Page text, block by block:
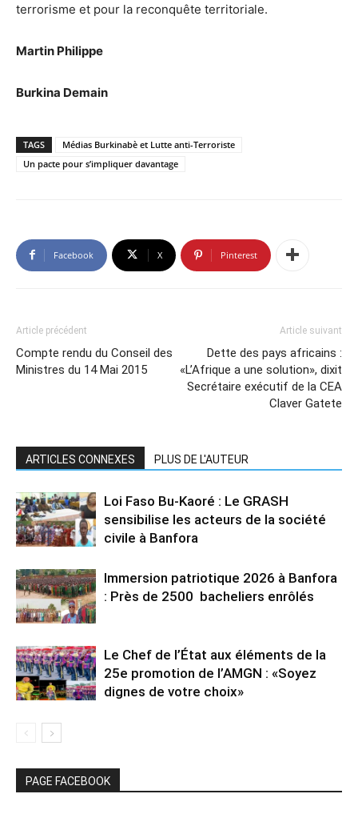
terrorisme et pour la reconquête territoriale.
Martin Philippe
Burkina Demain
TAGS
Médias Burkinabè et Lutte anti-Terroriste
Un pacte pour s’impliquer davantage
Facebook X Pinterest
Article précédent
Compte rendu du Conseil des
Ministres du 14 Mai 2015
Article suivant
Dette des pays africains :
«L’Afrique a une solution», dixit
Secrétaire exécutif de la CEA
Claver Gatete
ARTICLES CONNEXES PLUS DE L'AUTEUR
Loi Faso Bu-Kaoré : Le GRASH
sensibilise les acteurs de la société
civile à Banfora
Immersion patriotique 2026 à Banfora
: Près de 2500 bacheliers enrôlés
Le Chef de l’État aux éléments de la
25e promotion de l’AMGN : «Soyez
dignes de votre choix»
PAGE FACEBOOK